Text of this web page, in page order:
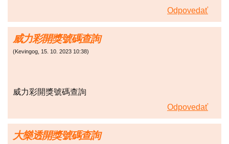
Odpovedať
威力彩開獎號碼查詢
(Kevingog 15. 10. 2023 10:38)
威力彩開獎號碼查詢
Odpovedať
大樂透開獎號碼查詢